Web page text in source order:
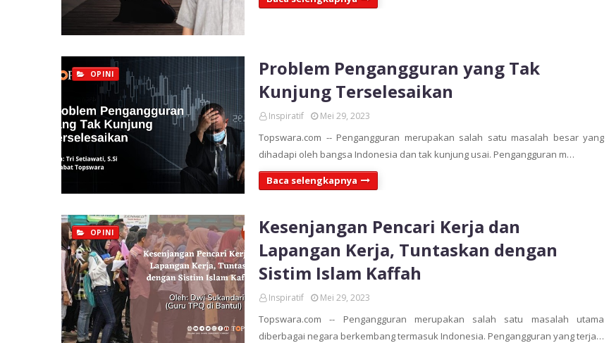
OPINI
Problem Pengangguran yang Tak
Kunjung Terselesaikan
Inspiratif Mei 29, 2023
Topswara.com -- Pengangguran merupakan salah satu masalah besar yang
dihadapi oleh bangsa Indonesia dan tak kunjung usai. Pengangguran m…
Baca selengkapnya
OPINI
Kesenjangan Pencari Kerja dan
Lapangan Kerja, Tuntaskan dengan
Sistim Islam Kaffah
Inspiratif Mei 29, 2023
Topswara.com -- Pengangguran merupakan salah satu masalah utama
diberbagai negara berkembang termasuk Indonesia. Pengangguran yang terja…